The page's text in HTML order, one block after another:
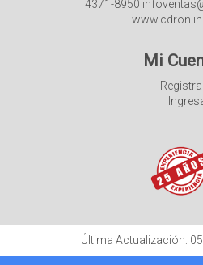
4371-8950
Mi
Última Actualización: